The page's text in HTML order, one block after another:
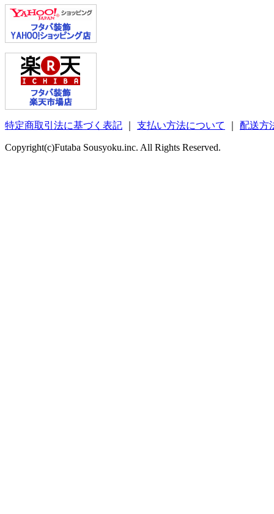
特定商取引法に基づく表記 支払い方法について 配送方
Copyright(c)Futaba Sousyoku.inc. All Rights Reserved.